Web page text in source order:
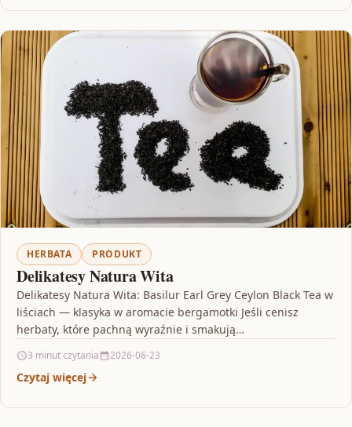
HERBATA PRODUKT
Delikatesy Natura Wita
Delikatesy Natura Wita: Basilur Earl Grey Ceylon Black Tea w
liściach — klasyka w aromacie bergamotki Jeśli cenisz
herbaty, które pachną wyraźnie i smakują…
3 minut czytania 2026-06-23
Czytaj więcej